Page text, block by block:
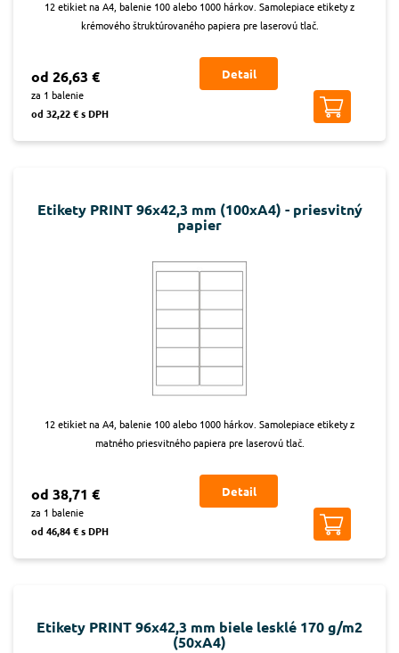
12 etikiet na A4, balenie 100 alebo 1000 hárkov. Samolepiace etikety z
krémového štruktúrovaného papiera pre laserovú tlač.
od 26,63 €
za 1 balenie
od 32,22 € s DPH
Detail
Etikety PRINT 96x42,3 mm (100xA4) - priesvitný
papier
12 etikiet na A4, balenie 100 alebo 1000 hárkov. Samolepiace etikety z
matného priesvitného papiera pre laserovú tlač.
od 38,71 €
za 1 balenie
od 46,84 € s DPH
Detail
Etikety PRINT 96x42,3 mm biele lesklé 170 g/m2
(50xA4)